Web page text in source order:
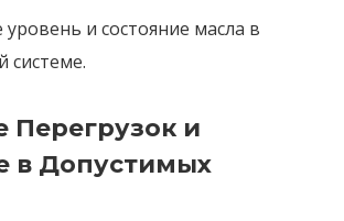
и состояние масла в
системе.
Перегрузок и
в Допустимых